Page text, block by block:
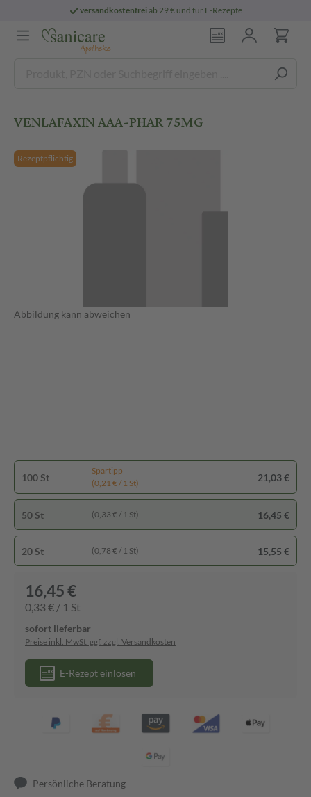
versandkostenfreiab 29 € und für E-Rezepte
VENLAFAXIN AAA-PHAR 75MG
Rezeptpflichtig
Abbildung kann abweichen
100 St
Spartipp
(0,21 € / 1 St)
21,03 €
50 St (0,33 € / 1 St) 16,45 €
20 St (0,78 € / 1 St) 15,55 €
16,45 €
0,33 € / 1 St
sofort lieferbar
Preise inkl. MwSt. ggf. zzgl. Versandkosten
E-Rezept einlösen
Persönliche Beratung